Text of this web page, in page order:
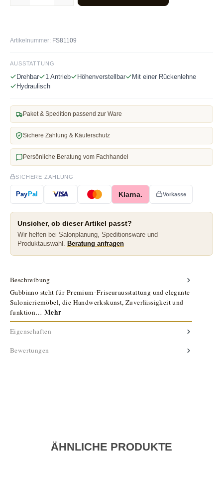
Artikelnummer: FS81109
AUSSTATTUNG
Drehbar 1 Antrieb Höhenverstellbar
Mit einer Rückenlehne
Hydraulisch
Paket & Spedition passend zur Ware
Sichere Zahlung & Käuferschutz
Persönliche Beratung vom Fachhandel
SICHERE ZAHLUNG
PayPal Klarna. Vorkasse
Unsicher, ob dieser Artikel passt?
Wir helfen bei Salonplanung, Speditionsware und
Produktauswahl.
Beratung anfragen
Beschreibung
Gabbiano steht für Premium-Friseurausstattung und elegante
Salonieriemöbel, die Handwerkskunst, Zuverlässigkeit und
funktion…Mehr
Eigenschaften
Bewertungen
ÄHNLICHE PRODUKTE